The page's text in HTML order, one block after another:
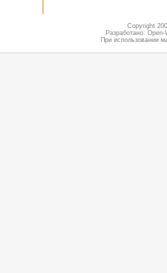
Copyright
Разработано:
При использовании